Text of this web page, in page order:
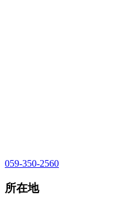
059-350-2560
所在地